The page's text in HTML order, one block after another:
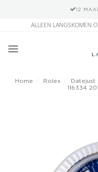
12
inhoud
ALLEEN LANGSKOMEN
Home Rolex Datejust
116334